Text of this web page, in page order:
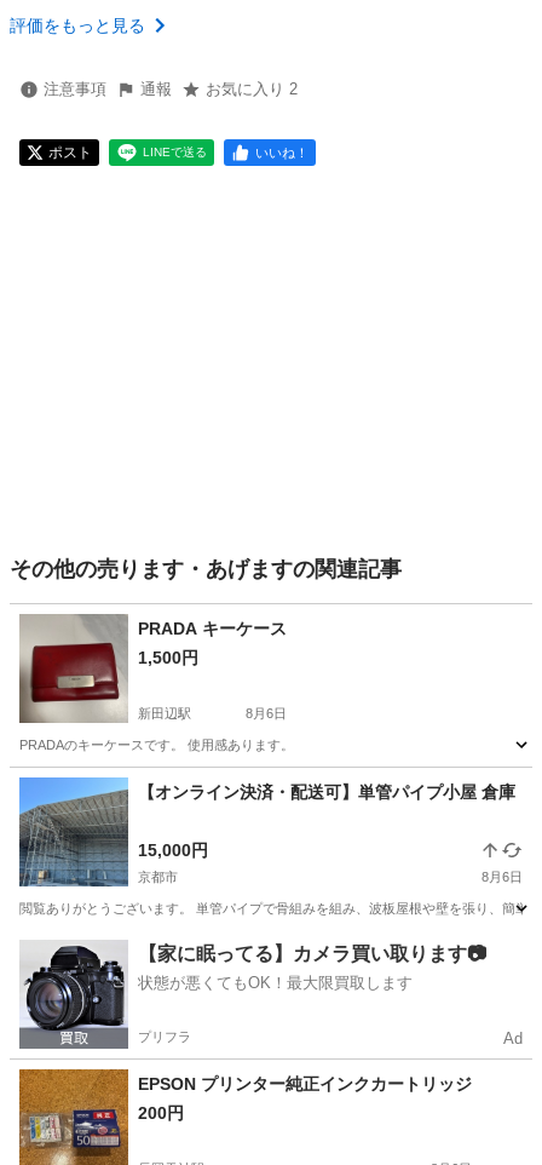
評価をもっと見る
注意事項 通報 お気に入り 2
ポスト LINEで送る いいね！
その他の売ります・あげますの関連記事
PRADA キーケース
1,500円
新田辺駅 8月6日
PRADAのキーケースです。 使用感あります。
京都 京田辺市 新田辺駅 その他 PRADA
【オンライン決済・配送可】単管パイプ小屋 倉庫
15,000円
京都市 8月6日
閲覧ありがとうございます。 単管パイプで骨組みを組み、波板屋根や壁を張り、簡
京都市 その他 単管パイプ
【家に眠ってる】カメラ買い取ります📷
状態が悪くてもOK！最大限買取します
プリフラ Ad
EPSON プリンター純正インクカートリッジ
200円